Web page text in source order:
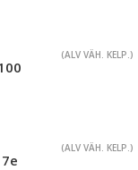
(ALV VÄH. KELP.)
(ALV VÄH. KELP.)